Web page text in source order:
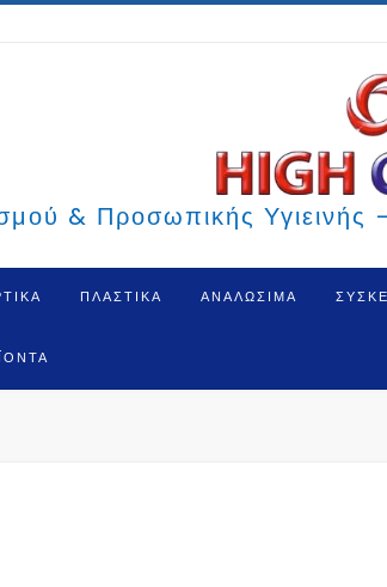
& Προσωπικής Υγιεινής
ΠΛΑΣΤΙΚΑ ΑΝΑΛΩΣΙΜΑ